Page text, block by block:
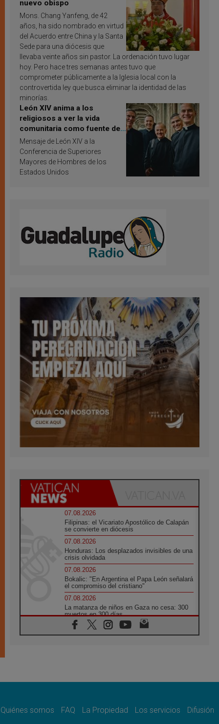
nuevo obispo
Mons. Chang Yanfeng, de 42
años, ha sido nombrado en virtud
del Acuerdo entre China y la Santa
Sede para una diócesis que
llevaba veinte años sin pastor. La ordenación tuvo lugar
hoy. Pero hace tres semanas antes tuvo que
comprometer públicamente a la Iglesia local con la
controvertida ley que busca eliminar la identidad de las
minorías.
León XIV anima a los
religiosos a ver la vida
comunitaria como fuente de
inspiración y santificación
Mensaje de León XIV a la
Conferencia de Superiores
Mayores de Hombres de los
Estados Unidos
07.08.2026
Filipinas: el Vicariato Apostólico de Calapán
se convierte en diócesis
07.08.2026
Honduras: Los desplazados invisibles de una
crisis olvidada
07.08.2026
Bokalic: "En Argentina el Papa León señalará
el compromiso del cristiano"
07.08.2026
La matanza de niños en Gaza no cesa: 300
muertos en 300 días
07.08.2026
Tagle: La guerra desfigura el mundo, solo la
como misión al servicio del Evangelio
Quiénes somos FAQ La Propiedad Los servicios
Difusión